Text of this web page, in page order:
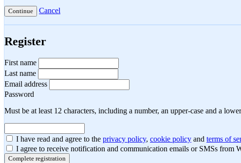
Continue Cancel
Register
First name
Last name
Email address
Password
Must be at least 12 characters, including a number, an upper-case and a
I have read and agree to the privacy policy, cookie policy and terms of
I agree to receive notification and communication emails or SMSs
Complete registration